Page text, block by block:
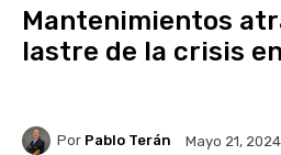
Mantenimientos
lastre de la crisis
Por Pablo Terán Mayo 21, 2024